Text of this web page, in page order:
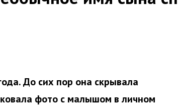
До сих пор она скрывала
фото с малышом в личном